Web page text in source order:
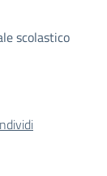
scolastico